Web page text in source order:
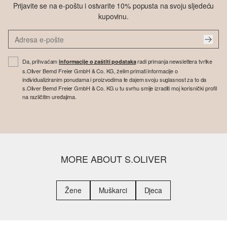
Prijavite se na e-poštu i ostvarite 10% popusta na svoju sljedeću
kupovinu.
Da, prihvaćaminformacije o zaštiti podatakaradi primanja newslettera tvrtke
s.Oliver Bernd Freier GmbH & Co. KG, želim primati informacije o
individualiziranim ponudama i proizvodima te dajem svoju suglasnost za to da
s.Oliver Bernd Freier GmbH & Co. KG u tu svrhu smije izraditi moj korisnički profil
na različitim uređajima.
MORE ABOUT S.OLIVER
Žene Muškarci Djeca